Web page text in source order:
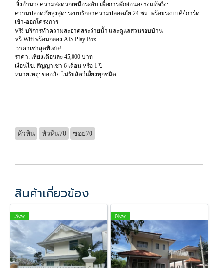
​ สิ่งอำนวยความสะดวกเหนือระดับ เพื่อการพักผ่อนอย่างแท้จริง:
​ความปลอดภัยสูงสุด: ระบบรักษาความปลอดภัย 24 ชม. พร้อมระบบคีย์การ์ด
เข้า-ออกโครงการ
​ฟรี! บริการทำความสะอาดสระว่ายน้ำ และดูแลสวนรอบบ้าน
​ฟรี Wifi พร้อมกล่อง AIS Play Box
​ ราคาเช่าสุดพิเศษ!
​ราคา: เพียงเดือนละ 45,000 บาท
​เงื่อนไข: สัญญาเช่า 6 เดือน หรือ 1 ปี
​หมายเหตุ: ขออภัย ไม่รับสัตว์เลี้ยงทุกชนิด
หัวหิน หัวหิน70 ซอย70
สินค้าเกี่ยวข้อง
New New